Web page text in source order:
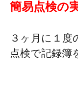
簡易点検の
３ヶ月に１度
点検で記録簿